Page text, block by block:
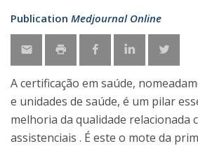
Publication Medjournal Online
A certificação em saúde,
e unidades de saúde, é um pilar
melhoria da qualidade relacionada
assistenciais . É este o mote da